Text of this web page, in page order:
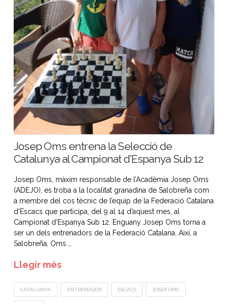
Josep Oms entrena la Selecció de
Catalunya al Campionat d’Espanya Sub 12
Josep Oms, màxim responsable de l’Acadèmia Josep Oms
(ADEJO), es troba a la localitat granadina de Salobreña com
a membre del cos tècnic de l’equip de la Federació Catalana
d’Escacs que participa, del 9 al 14 d’aquest mes, al
Campionat d’Espanya Sub 12. Enguany Josep Oms torna a
ser un dels entrenadors de la Federació Catalana. Així, a
Salobreña, Oms …
Llegir més
CATALUNYA ENTRENADOR ESCACS JOSEP OMS